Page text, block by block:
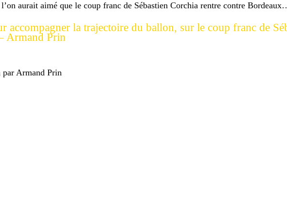
aurait aimé que le coup franc de Sébastien Corchia rentre contre
accompagner la trajectoire du ballon, sur le coup franc de
Armand Prin
par Armand Prin